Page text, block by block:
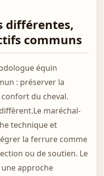
différentes,
communs
équin
: préserver la
du cheval.
maréchal-
technique et
la ferrure comme
ou de soutien. Le
approche